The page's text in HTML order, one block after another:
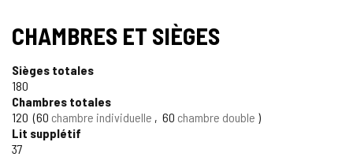
de
cahiers
CHAMBRES ET SIÈGES
Sièges totales
180
Chambres totales
120 60 chambre individuelle 60 chambre double
Lit supplétif
37